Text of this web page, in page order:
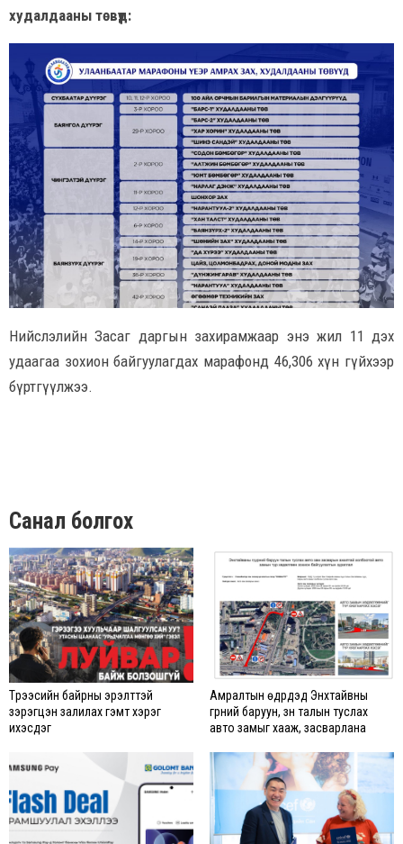
худалдааны төвүүд:
Нийслэлийн Засаг даргын захирамжаар энэ жил 11 дэх
удаагаа зохион байгуулагдах марафонд 46,306 хүн гүйхээр
бүртгүүлжээ.
Санал болгох
Түрээсийн байрны эрэлттэй
зэрэгцэн залилах гэмт хэрэг
ихэсдэг
Амралтын өдрүүдэд Энхтайвны
гүүрний баруун, зүүн талын туслах
авто замыг хааж, засварлана